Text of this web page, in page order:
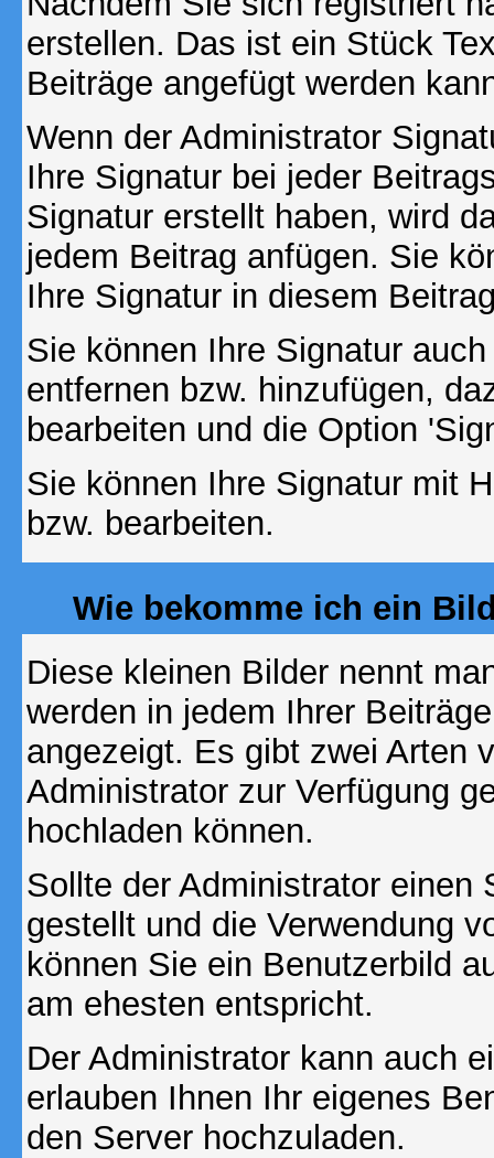
erstellen. Das ist ein Stück
Beiträge angefügt werden
Wenn der Administrator
Ihre Signatur bei jeder
Signatur erstellt haben, wird
jedem Beitrag anfügen. Sie
Ihre Signatur in diesem
Sie können Ihre Signatur
entfernen bzw. hinzufügen,
bearbeiten und die Option
Sie können Ihre Signatur mit
bzw. bearbeiten.
Wie bekomme ich ein
Diese kleinen Bilder nennt
werden in jedem Ihrer
angezeigt. Es gibt zwei Arten
Administrator zur Verfügung
hochladen können.
Sollte der Administrator einen
gestellt und die Verwendung
können Sie ein Benutzerbild
am ehesten entspricht.
Der Administrator kann auch
erlauben Ihnen Ihr eigenes
den Server hochzuladen.